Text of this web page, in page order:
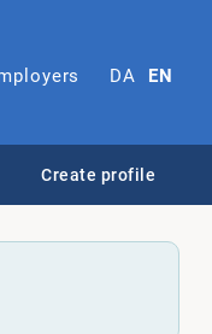
DA EN
Create profile